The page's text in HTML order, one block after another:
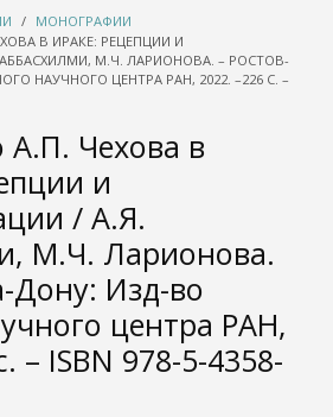
МОНОГРАФИИ
В ИРАКЕ: РЕЦЕПЦИИ И
М.Ч. ЛАРИОНОВА. – РОСТОВ-
НАУЧНОГО ЦЕНТРА РАН, 2022. –226 С. –
А.П. Чехова в
и
/ А.Я.
М.Ч. Ларионова.
Дону: Изд-во
центра РАН,
– ISBN 978-5-4358-